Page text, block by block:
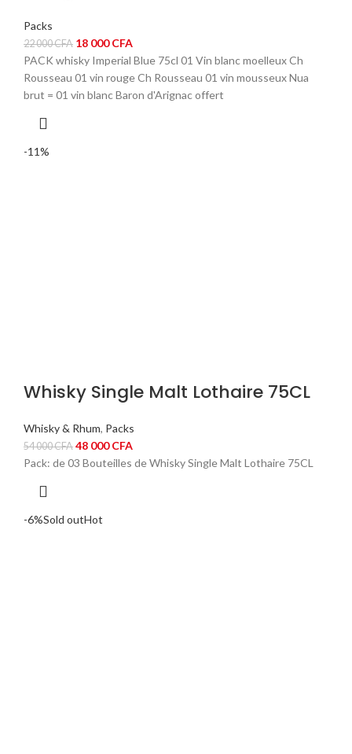
Packs
22 000CFA Le
prix
initial
était :
18 000CFALe
prix
actuel
est :
PACK whisky Imperial Blue 75cl 01 Vin blanc moelleux Ch
Rousseau 01 vin rouge Ch Rousseau 01 vin mousseux Nua
brut = 01 vin blanc Baron d'Arignac offert
-11%
Whisky Single Malt Lothaire 75CL
Whisky & Rhum, Packs
54 000CFA Le
prix
54
48 000CFALe
prix
Pack: de 03 Bouteilles de Whisky Single Malt Lothaire 75CL
-6%Sold outHot